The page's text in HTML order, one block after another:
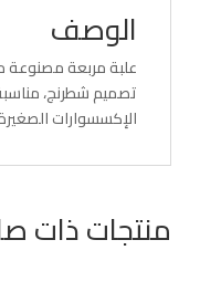
الوصف
علبة مربعة مصنوعة
تصميم شطرنج،
الإكسسوارات
منتجات ذات